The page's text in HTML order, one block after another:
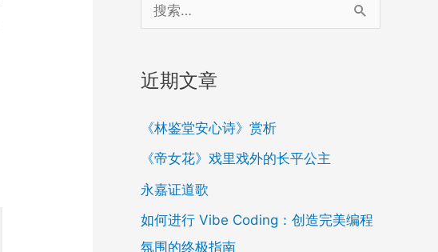
索
近期文章
《林鉴堂安心诗》赏析
《帝女花》戏里戏外的长平公主
永嘉证道歌
如何进行 Vibe Coding：创造完美编程
氛围的终极指南